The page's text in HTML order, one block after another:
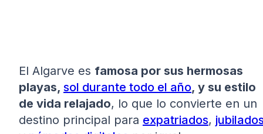
El Algarve es famosa por sus hermosas
playas, sol durante todo el año, y su estilo
de vida relajado, lo que lo convierte en un
destino principal para expatriados,